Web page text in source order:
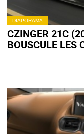
DIAPORAMA
CZINGER 21C
BOUSCULE LES